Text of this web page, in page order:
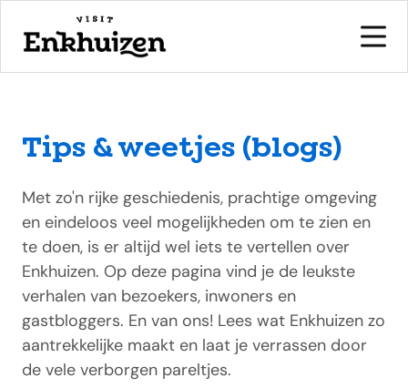
naar de inhoud
Tips & weetjes (blogs)
Met zo'n rijke geschiedenis, prachtige omgeving
en eindeloos veel mogelijkheden om te zien en
te doen, is er altijd wel iets te vertellen over
Enkhuizen. Op deze pagina vind je de leukste
verhalen van bezoekers, inwoners en
gastbloggers. En van ons! Lees wat Enkhuizen zo
aantrekkelijke maakt en laat je verrassen door
de vele verborgen pareltjes.